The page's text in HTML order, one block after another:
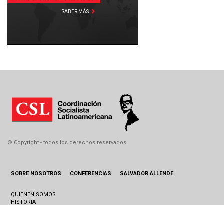
SABER MÁS
© Copyright - todos los derechos reservados.
SOBRE NOSOTROS CONFERENCIAS SALVADOR ALLENDE
QUIENEN SOMOS
HISTORIA